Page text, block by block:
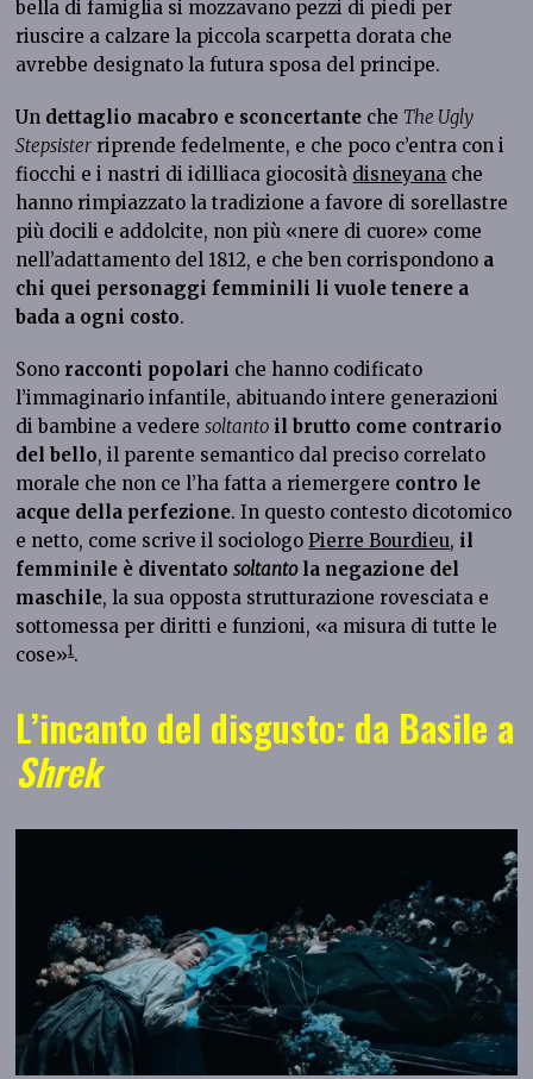
bella di famiglia si mozzavano pezzi di piedi per
riuscire a calzare la piccola scarpetta dorata che
avrebbe designato la futura sposa del principe.
Un dettaglio macabro e sconcertante che The Ugly
Stepsister riprende fedelmente, e che poco c’entra con i
fiocchi e i nastri di idilliaca giocosità disneyana che
hanno rimpiazzato la tradizione a favore di sorellastre
più docili e addolcite, non più «nere di cuore» come
nell’adattamento del 1812, e che ben corrispondono a
chi quei personaggi femminili li vuole tenere a
bada a ogni costo.
Sono racconti popolari che hanno codificato
l’immaginario infantile, abituando intere generazioni
di bambine a vederesoltanto il brutto come contrario
del bello, il parente semantico dal preciso correlato
morale che non ce l’ha fatta a riemergere contro le
acque della perfezione. In questo contesto dicotomico
e netto, come scrive il sociologoPierre Bourdieu, il
femminile è diventatosoltantola negazione del
maschile, la sua opposta strutturazione rovesciata e
sottomessa per diritti e funzioni, «a misura di tutte le
cose»1.
L’incanto del disgusto: da Basile a
Shrek